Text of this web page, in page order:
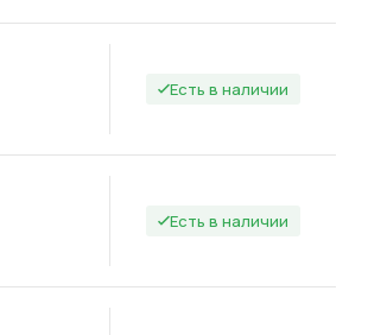
Есть в наличии
Есть в наличии